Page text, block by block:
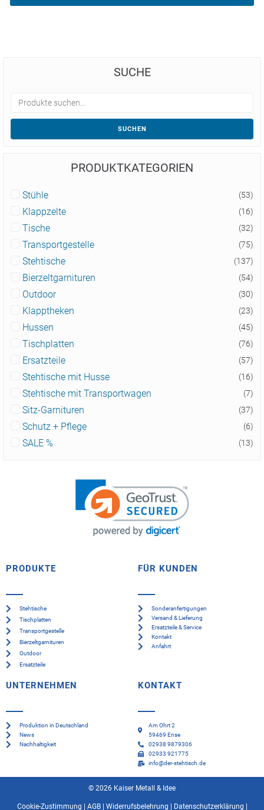
SUCHE
SUCHEN
PRODUKTKATEGORIEN
Stühle (53)
Klappzelte (16)
Tische (32)
Transportgestelle (75)
Stehtische (137)
Bierzeltgarnituren (54)
Outdoor (30)
Klapptheken (23)
Hussen (45)
Tischplatten (76)
Ersatzteile (57)
Stehtische mit Husse (16)
Stehtische mit Transportwagen (7)
Sitz-Garnituren (37)
Schutz + Pflege (6)
SALE % (13)
PRODUKTE
Stehtische
Tischplatten
Transportgestelle
Bierzeltgarnituren
Outdoor
Ersatzteile
FÜR KUNDEN
Sonderanfertigungen
Versand & Lieferung
Ersatzteile & Service
Kontakt
Anfahrt
UNTERNEHMEN
Produktion in Deutschland
News
Nachhaltigkeit
KONTAKT
Am Ohrt 2
59469 Ense
02938 9879306
02933 921775
info@der-stehtisch.de
© 2026 Kaiser Metall & Idee
Cookie-Zustimmung AGB| Widerrufsbelehrung Datenschutzerklärung